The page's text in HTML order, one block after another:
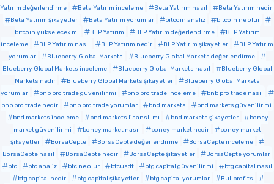
Yatırım değerlendirme
Beta Yatırım inceleme Beta Yatırım nasıl
Beta Yatırım nedir
Beta Yatırım şikayetler
Beta Yatırım yorumlar bitcoin analiz
bitcoin ne olur
bitcoin yükselecek mi
BLP Yatırım BLP Yatırım değerlendirme
BLP Yatırım
inceleme
BLP Yatırım nasıl BLP Yatırım nedir BLP Yatırım şikayetler
BLP Yatırım
yorumlar
Blueberry Global Markets
Blueberry Global Markets değerlendirme
Blueberry Global Markets inceleme
Blueberry Global Markets nasıl
Blueberry Global
Markets nedir
Blueberry Global Markets şikayetler
Blueberry Global Markets
yorumlar
bnb pro trade güvenilir mi bnb pro trade inceleme
bnb pro trade nasıl
bnb pro trade nedir
bnb pro trade yorumlar bnd markets
bnd markets güvenilir mi
bnd markets inceleme
bnd markets lisanslı mı bnd markets şikayetler
boney
market güvenilir mi
boney market nasıl boney market nedir
boney market
şikayetler
BorsaCepte BorsaCepte değerlendirme
BorsaCepte inceleme
BorsaCepte nasıl
BorsaCepte nedir BorsaCepte şikayetler
BorsaCepte yorumlar
btc
btc analiz btc ne olur btcusdt btg capital güvenilir mi
btg capital nasıl
btg capital nedir
btg capital şikayetler btg capital yorumlar
Bullprofits